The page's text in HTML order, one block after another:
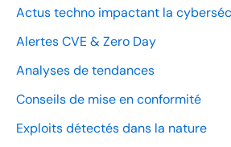
Actus techno impactant la
Alertes CVE & Zero Day
Analyses de tendances
Conseils de mise en conformité
Exploits détectés dans la nature